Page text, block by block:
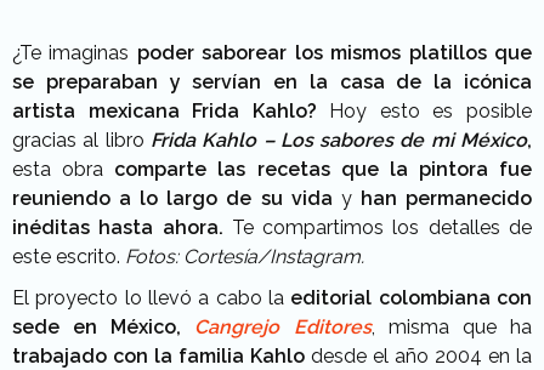
¿Te imaginas poder saborear los mismos platillos que
se preparaban y servían en la casa de la icónica
artista mexicana Frida Kahlo? Hoy esto es posible
gracias al libro Frida Kahlo – Los sabores de mi México,
esta obra comparte las recetas que la pintora fue
reuniendo a lo largo de su vida y han permanecido
inéditas hasta ahora. Te compartimos los detalles de
este escrito. Fotos: Cortesía/Instagram.
El proyecto lo llevó a cabo la editorial colombiana con
sede en México, Cangrejo Editores, misma que ha
trabajado con la familia Kahlo desde el año 2004 en la